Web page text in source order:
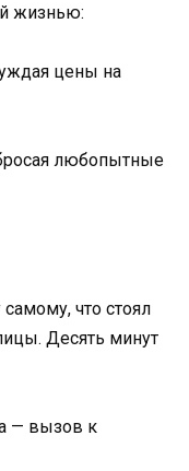
жизнью:
цены на
любопытные
что стоял
Десять минут
— вызов к